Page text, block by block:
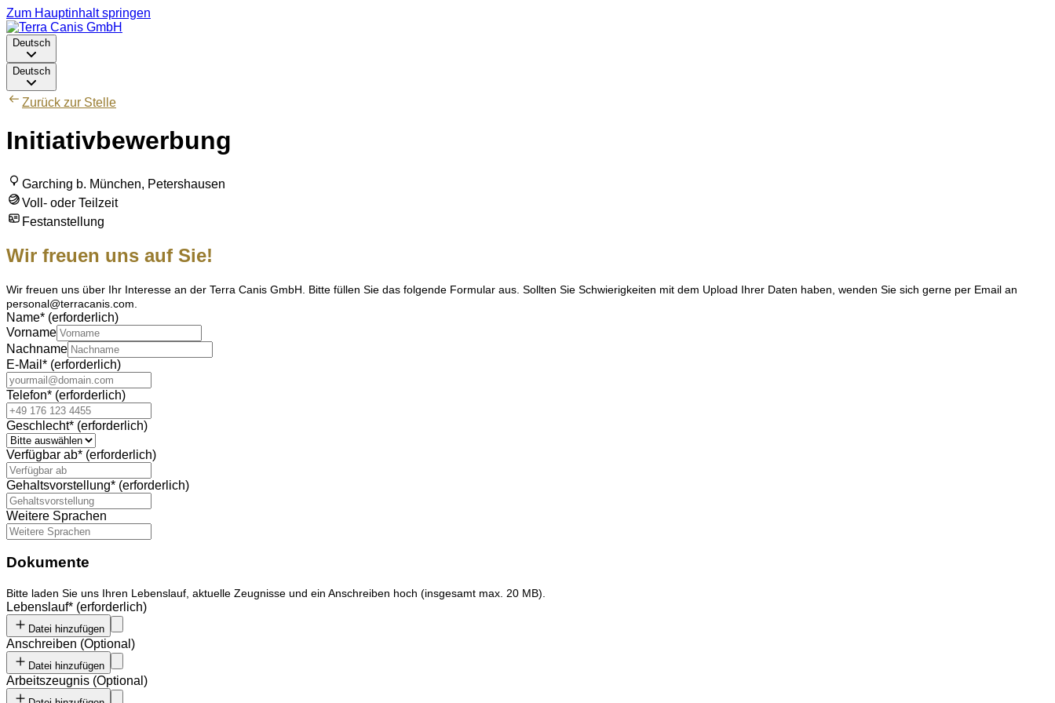
Zum Hauptinhalt springen
Deutsch
Deutsch
Zurück zur Stelle
Initiativbewerbung
Garching b. München, Petershausen
Voll- oder Teilzeit
Festanstellung
Wir freuen uns auf Sie!
Wir freuen uns über Ihr Interesse an der Terra Canis GmbH. Bitte füllen Sie das folgende Formular aus. Sollten Sie Schwierigkeiten mit dem Upload Ihrer Daten haben, wenden Sie sich gerne per Email an
personal@terracanis.com
Name* (erforderlich)
Vorname
Nachname
E-Mail * (erforderlich)
Telefon* (erforderlich)
Geschlecht* (erforderlich)
Verfügbar ab* (erforderlich)
Gehaltsvorstellung* (erforderlich)
Weitere Sprachen
Dokumente
Bitte laden Sie uns Ihren Lebenslauf, aktuelle Zeugnisse und ein Anschreiben hoch (insgesamt max. 20 MB).
Lebenslauf* (erforderlich)
Datei hinzufügen
Anschreiben (Optional )
Datei hinzufügen
Arbeitszeugnis (Optional )